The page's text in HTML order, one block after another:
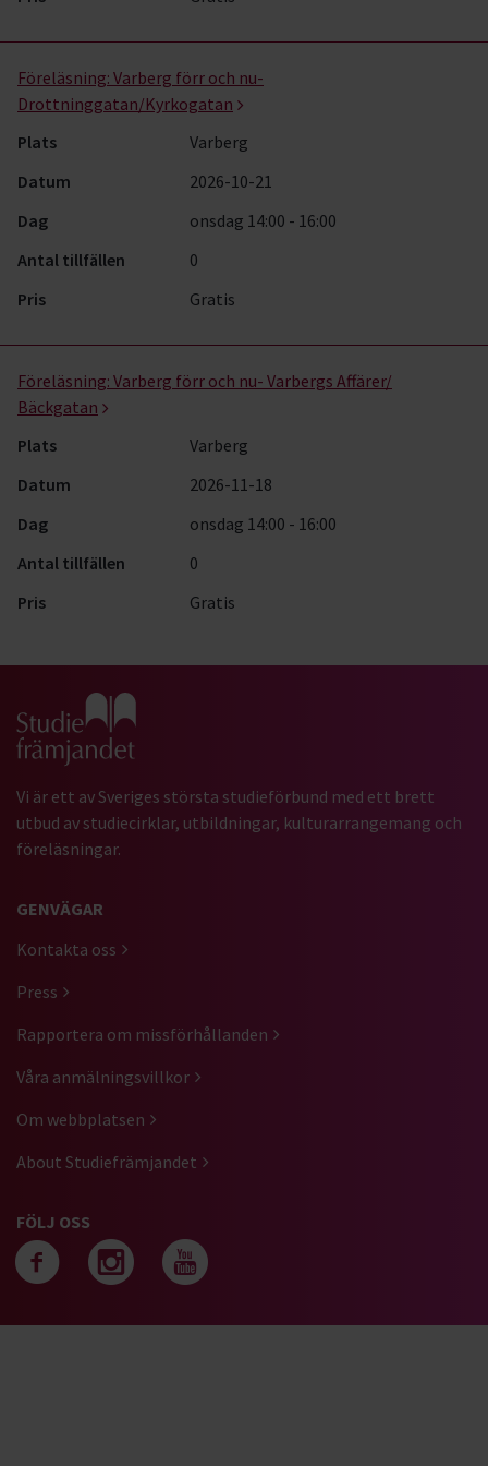
Föreläsning: Varberg förr och nu-
Drottninggatan/Kyrkogatan
Plats
Varberg
Datum
2026-10-21
Dag
onsdag 14:00 - 16:00
Antal tillfällen
0
Pris
Gratis
Föreläsning: Varberg förr och nu- Varbergs Affärer/
Bäckgatan
Plats
Varberg
Datum
2026-11-18
Dag
onsdag 14:00 - 16:00
Antal tillfällen
0
Pris
Gratis
Gå till studiefrämjandets startsida
Vi är ett av Sveriges största studieförbund med ett brett
utbud av studiecirklar, utbildningar, kulturarrangemang och
föreläsningar.
GENVÄGAR
Kontakta oss
Press
Rapportera om missförhållanden
Våra anmälningsvillkor
Om webbplatsen
About Studiefrämjandet
FÖLJ OSS
Följ oss på facebook
Följ oss på
Följ oss på